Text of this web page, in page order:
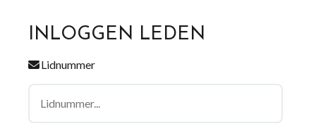
INLOGGEN LEDEN
Lidnummer